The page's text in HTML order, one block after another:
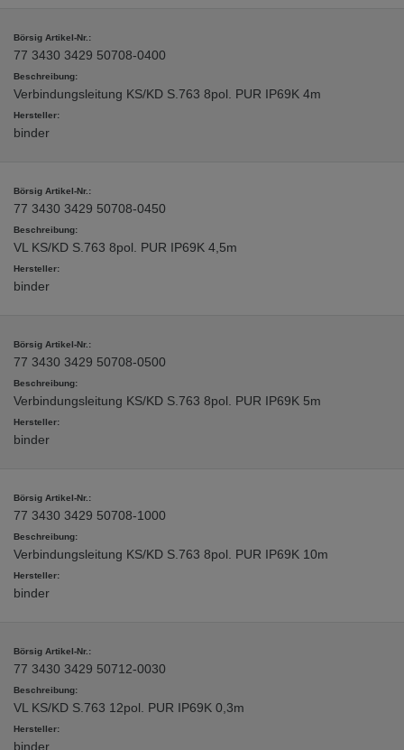
77 3430 3429 50708-0400
Verbindungsleitung KS/KD S.763 8pol. PUR IP69K 4m
binder
77 3430 3429 50708-0450
VL KS/KD S.763 8pol. PUR IP69K 4,5m
binder
77 3430 3429 50708-0500
Verbindungsleitung KS/KD S.763 8pol. PUR IP69K 5m
binder
77 3430 3429 50708-1000
Verbindungsleitung KS/KD S.763 8pol. PUR IP69K 10m
binder
77 3430 3429 50712-0030
VL KS/KD S.763 12pol. PUR IP69K 0,3m
binder